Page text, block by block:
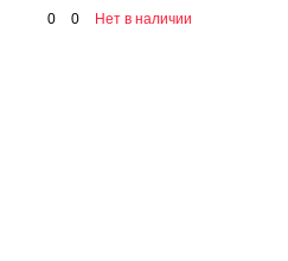
0 0 Нет в наличии